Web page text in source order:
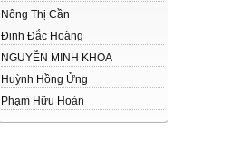
Nông Thị Cần
Đinh Đắc Hoàng
NGUYỄN MINH KHOA
Huỳnh Hồng Ửng
Phạm Hữu Hoàn